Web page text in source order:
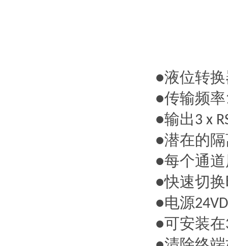
●液位转
●传输频率
●输出3 x
●潜在的
●每个通
●快速切
●电源
●可安装在